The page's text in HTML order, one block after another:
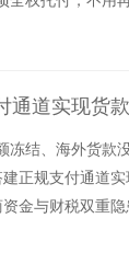
通道实现货
结、海外货款
正规支付通道
金与财税双重隐